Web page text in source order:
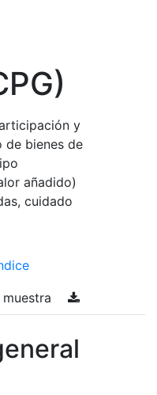
y
de bienes de
añadido)
cuidado